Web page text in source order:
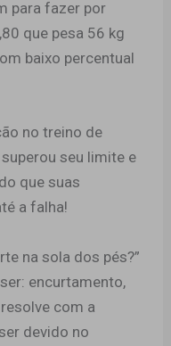
para fazer por
que pesa 56 kg
baixo percentual
no treino de
seu limite e
que suas
a falha!
na sola dos pés?”
encurtamento,
com a
devido no